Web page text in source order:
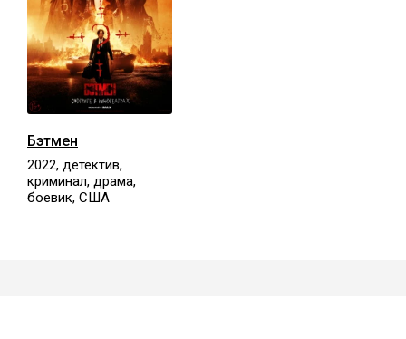
Бэтмен
2022, детектив,
криминал, драма,
боевик, США